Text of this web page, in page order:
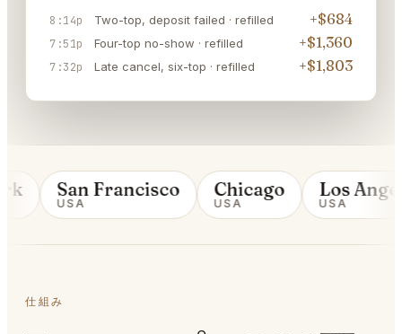
8:14p Two-top, deposit failed · refilled +$684
7:51p Four-top no-show · refilled +$1,360
7:32p Late cancel, six-top · refilled +$1,803
San Francisco
USA
Chicago
USA
Los
USA
仕組み